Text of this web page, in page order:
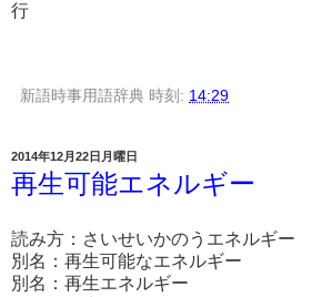
行
新語時事用語辞典 時刻: 14:29
2014年12月22日月曜日
再生可能エネルギー
読み方：さいせいかのうエネルギー
別名：再生可能なエネルギー
別名：再生エネルギー